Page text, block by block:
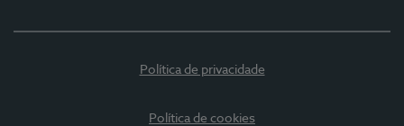
Política de privacidade
Política de cookies